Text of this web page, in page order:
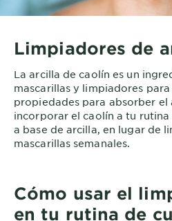
Limpiadores de
La arcilla de caolín es un
mascarillas y limpiadores
propiedades para absorber el
incorporar el caolín a tu
a base de arcilla, en lugar de
mascarillas semanales.
Cómo usar el
en tu rutina de